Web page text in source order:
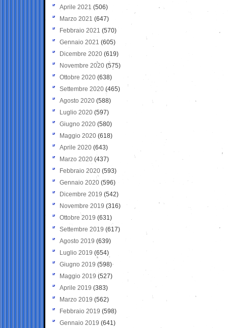
Aprile 2021 (506)
Marzo 2021 (647)
Febbraio 2021 (570)
Gennaio 2021 (605)
Dicembre 2020 (619)
Novembre 2020 (575)
Ottobre 2020 (638)
Settembre 2020(465)
Agosto 2020 (588)
Luglio 2020 (597)
Giugno 2020 (580)
Maggio 2020 (618)
Aprile 2020 (643)
Marzo 2020 (437)
Febbraio 2020 (593)
Gennaio 2020 (596)
Dicembre 2019 (542)
Novembre 2019 (316)
Ottobre 2019 (631)
Settembre 2019 (617)
Agosto 2019 (639)
Luglio 2019 (654)
Giugno 2019 (598)
Maggio 2019 (527)
Aprile 2019 (383)
Marzo 2019 (562)
Febbraio 2019 (598)
Gennaio 2019 (641)